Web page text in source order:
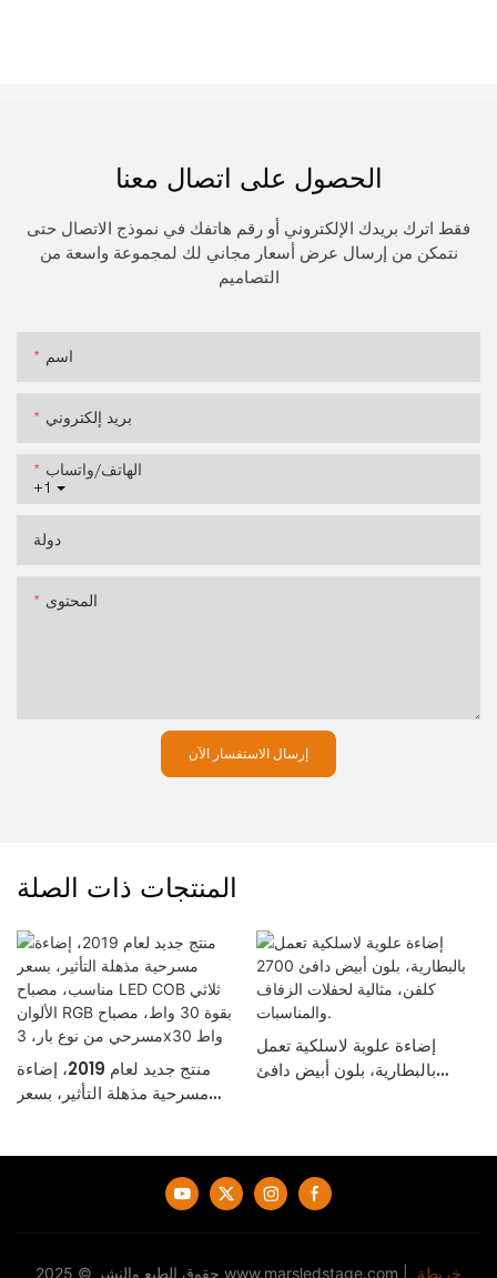
الحصول على اتصال معنا
فقط اترك بريدك الإلكتروني أو رقم هاتفك في نموذج الاتصال حتى
نتمكن من إرسال عرض أسعار مجاني لك لمجموعة واسعة من
التصاميم
اسم
بريد إلكتروني
+1
الهاتف/واتساب
دولة
المحتوى
إرسال الاستفسار الآن
المنتجات ذات الصلة
منتج جديد لعام 2019، إضاءة
مسرحية مذهلة التأثير، بسعر
إضاءة علوية لاسلكية تعمل
بالبطارية، بلون أبيض دافئ
www.marsledstage.com خريطة